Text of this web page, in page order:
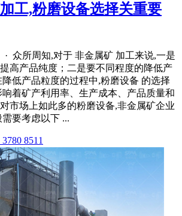
工,粉磨设备选择关重要
· 众所周知,对于 非金属矿 加工来说,一是
高产品纯度；二是要不同程度的降低产
低产品粒度的过程中,粉磨设备 的选择
着矿产利用率、生产成本、产品质量和
市场上如此多的粉磨设备,非金属矿企业
要考虑以下 ...
8511